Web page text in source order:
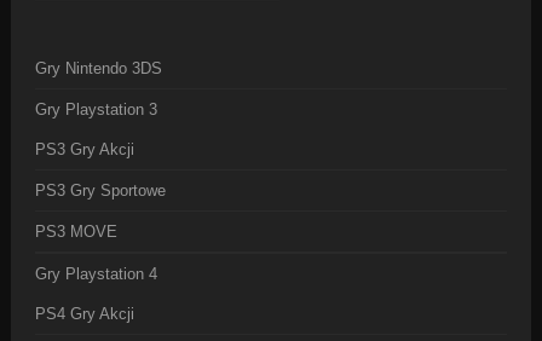
Gry Nintendo 3DS
Gry Playstation 3
PS3 Gry Akcji
PS3 Gry Sportowe
PS3 MOVE
Gry Playstation 4
PS4 Gry Akcji